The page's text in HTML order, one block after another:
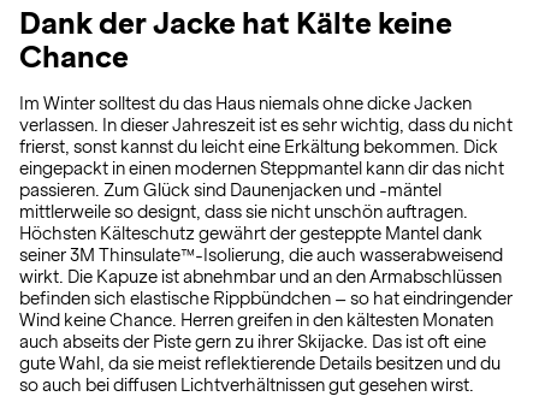
Dank der Jacke hat Kälte keine
Chance
Im Winter solltest du das Haus niemals ohne dicke Jacken
verlassen. In dieser Jahreszeit ist es sehr wichtig, dass du nicht
frierst, sonst kannst du leicht eine Erkältung bekommen. Dick
eingepackt in einen modernen Steppmantel kann dir das nicht
passieren. Zum Glück sind Daunenjacken und -mäntel
mittlerweile so designt, dass sie nicht unschön auftragen.
Höchsten Kälteschutz gewährt der gesteppte Mantel dank
seiner 3M Thinsulate™-Isolierung, die auch wasserabweisend
wirkt. Die Kapuze ist abnehmbar und an den Armabschlüssen
befinden sich elastische Rippbündchen – so hat eindringender
Wind keine Chance. Herren greifen in den kältesten Monaten
auch abseits der Piste gern zu ihrer Skijacke. Das ist oft eine
gute Wahl, da sie meist reflektierende Details besitzen und du
so auch bei diffusen Lichtverhältnissen gut gesehen wirst.